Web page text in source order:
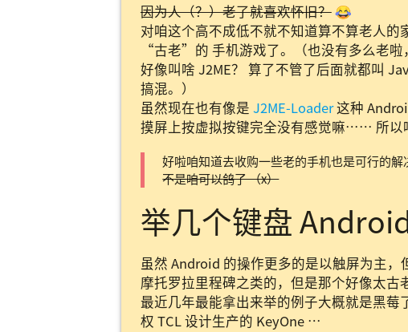
因为人（？）老了就喜欢怀旧？😂
对咱这个高不成低不就不知道算不算老人
“古老”的 手机游戏了。（也没有多么老啦
好像叫啥 J2ME？ 算了不管了后面就都叫
搞混。）
虽然现在也有像是 J2ME-Loader这种
摸屏上按虚拟按键完全没有感觉嘛…… 所以
好啦咱知道去收购一些老的手机也是可行的
不是咱可以鸽了 （x）
举几个键盘
虽然 Android 的操作更多的是以触屏为主
摩托罗拉里程碑之类的，但是那个好像太
最近几年最能拿出来举的例子大概就是黑
权 TCL 设计生产的 KeyOne …